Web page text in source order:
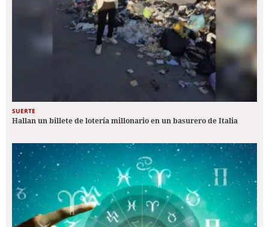
SUERTE
Hallan un billete de lotería millonario en un basurero de Italia